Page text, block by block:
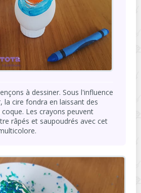
à dessiner. Sous l'influence
la cire fondra en laissant des
Les crayons peuvent
râpés et saupoudrés avec cet